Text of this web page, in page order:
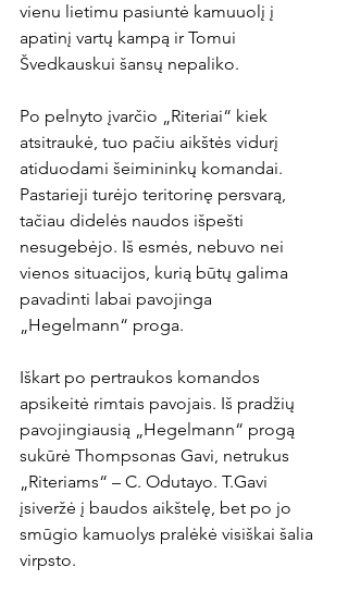
vienu lietimu pasiuntė kamuuolį į
apatinį vartų kampą ir Tomui
Švedkauskui šansų nepaliko.
Po pelnyto įvarčio „Riteriai“ kiek
atsitraukė, tuo pačiu aikštės vidurį
atiduodami šeimininkų komandai.
Pastarieji turėjo teritorinę persvarą,
tačiau didelės naudos išpešti
nesugebėjo. Iš esmės, nebuvo nei
vienos situacijos, kurią būtų galima
pavadinti labai pavojinga
„Hegelmann“ proga.
Iškart po pertraukos komandos
apsikeitė rimtais pavojais. Iš pradžių
pavojingiausią „Hegelmann“ progą
sukūrė Thompsonas Gavi, netrukus
„Riteriams“ – C. Odutayo. T.Gavi
įsiveržė į baudos aikštelę, bet po jo
smūgio kamuolys pralėkė visiškai šalia
virpsto.